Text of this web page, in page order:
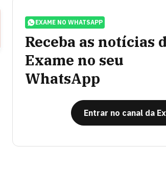
EXAME NO WHATSAPP
Receba as notícias
Exame no seu
WhatsApp
Entrar no canal da